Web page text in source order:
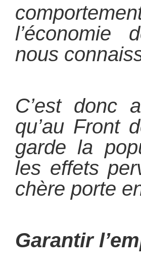
l’économie
nous
C’est donc
qu’au Front
garde la
les effets
chère porte
Garantir